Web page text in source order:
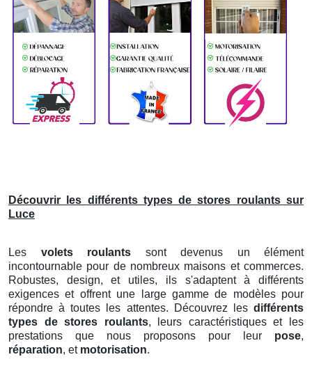
Découvrir les différents types de stores roulants sur
Luce
Les volets roulants sont devenus un élément
incontournable pour de nombreux maisons et commerces.
Robustes, design, et utiles, ils s'adaptent à différents
exigences et offrent une large gamme de modèles pour
répondre à toutes les attentes. Découvrez les différents
types de stores roulants, leurs caractéristiques et les
prestations que nous proposons pour leur pose,
réparation, et motorisation.